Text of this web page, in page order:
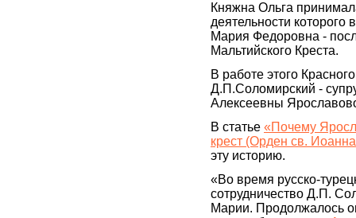
Княжна Ольга
деятельности которого
Мария Федоровна -
Мальтийского Креста.
В работе этого
Д.П.Соломирский -
Алексеевны
В статье «Почему
крест (Орден св.
эту историю.
«Во время русско-
сотрудничество Д.П.
Марии. Продолжалось